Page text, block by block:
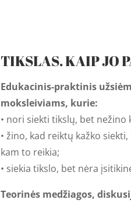
TIKSLAS. KAIP JO
Edukacinis-praktinis
moksleiviams, kurie:
• nori siekti tikslų, bet nežino
• žino, kad reiktų kažko
kam to reikia;
• siekia tikslo, bet nėra
Teorinės medžiagos,